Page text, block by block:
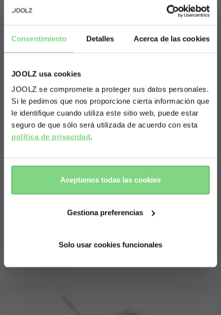
Consentimiento Detalles Acerca de las cookies
JOOLZ usa cookies
JOOLZ se compromete a proteger sus datos personales.
Si le pedimos que nos proporcione cierta información que
le identifique cuando utiliza este sitio web, puede estar
seguro de que sólo será utilizada de acuerdo con esta
política de privacidad.
Aceptamos todas las cookies
Gestiona preferencias
Solo usar cookies funcionales
Sobre el Joolz Aer² Asiento
reversible
¿Listo para despegar? Descubre el Joolz Aer²
Asiento reversible desde el nacimiento, el
primer día. Comienza con el suave Nido para
seguro y a la vista (porque sabemos que no
sentarse y descubrir el mundo, puedes cambiar
Visit this site in your own language
& country?
here
there